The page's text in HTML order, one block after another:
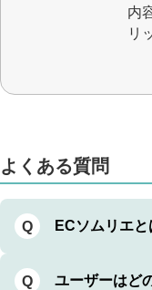
内
リ
よくある質問
Q ECソムリエ
Q ユーザーはど